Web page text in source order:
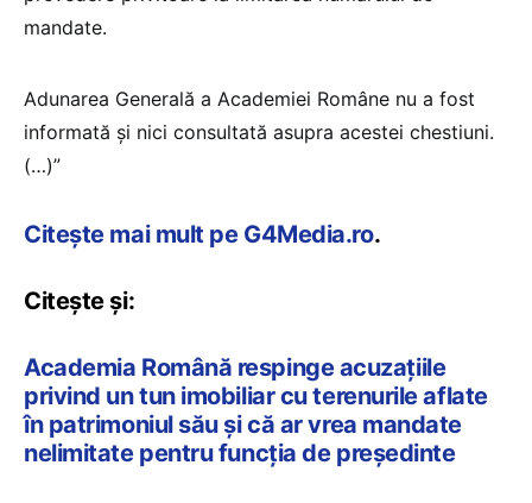
mandate.
Adunarea Generală a Academiei Române nu a fost
informată și nici consultată asupra acestei chestiuni.
(…)”
Citește mai mult pe G4Media.ro.
Citește și:
Academia Română respinge acuzațiile
privind un tun imobiliar cu terenurile aflate
în patrimoniul său și că ar vrea mandate
nelimitate pentru funcția de președinte